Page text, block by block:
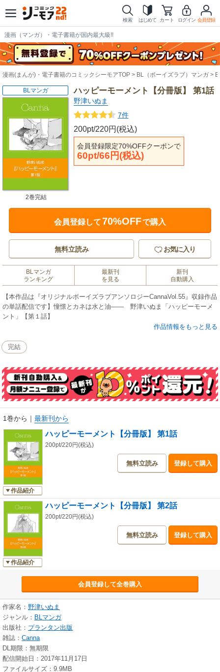
検索 はじめて カート ログイン 会員登録
漫画（マンガ）・電子書籍が国内最大級!!
漫画(まんが)・電子書籍のコミックシーモアTOP BL（ボーイズラブ）マンガ
ハッピーモーメント【分冊版】 第1話
野津いぬま
7件
200pt/220円(税込)
会員登録限定70%OFFクーポンで
60pt/66円(税込)
BLマンガ
2巻完結
会員登録して70%OFFで購入
無料立読み お気に入り
BLマンガ
ランキング
最新刊
を見る
新刊
自動購入
【本作品は『オリジナルボーイズラブアンソロジーCannaVol.55』収録作品
の単話配信です】憧憬とカネは水と油―― 野津いぬま「ハッピーモーメ
ント」【第１話】
作品情報をもっと見る
完結
1巻から ｜ 最新刊から
作品紹介
ハッピーモーメント【分冊版】 第1話
200pt/220円(税込)
無料立読み 登録して購入
作品紹介
ハッピーモーメント【分冊版】 第2話
200pt/220円(税込)
無料立読み 登録して購入
会員登録して全巻購入
作家名： 野津いぬま
ジャンル： BLマンガ
出版社： プランタン出版
雑誌： Canna
DL期限：無期限
配信開始日：2017年11月17日
ファイルサイズ：9.9MB